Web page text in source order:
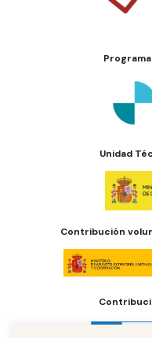
Unidad
Contribución